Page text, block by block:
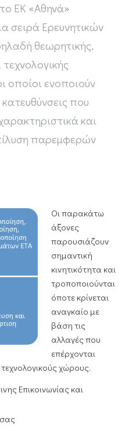
ΕΚ «Αθηνά»
σειρά Ερευνητικών
θεωρητικής,
οποίοι ενοποιούν
που
και
παρεμφερών
Οι παρακάτω
άξονες
παρουσιάζουν
σημαντική
κινητικότητα και
τροποποιούνται
όποτε κρίνεται
αναγκαίο με
βάση τις
αλλαγές που
επέρχονται
χώρους.
Επικοινωνίας και